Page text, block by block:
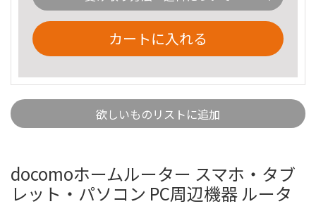
カートに入れる
欲しいものリストに追加
docomoホームルーター スマホ・タブ
レット・パソコン PC周辺機器 ルータ